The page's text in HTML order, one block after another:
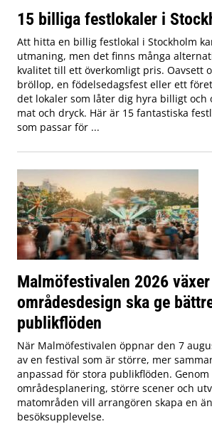
15 billiga festlokaler i
Att hitta en billig festlokal i Stockholm
utmaning, men det finns många
kvalitet till ett överkomligt pris. Oavsett
bröllop, en födelsedagsfest eller ett
det lokaler som låter dig hyra billigt och
mat och dryck. Här är 15 fantastiska
som passar för ...
Malmöfestivalen 2026
områdesdesign ska ge
publikflöden
När Malmöfestivalen öppnar den 7
av en festival som är större, mer
anpassad för stora publikflöden. Genom
områdesplanering, större scener och
matområden vill arrangören skapa en
besöksupplevelse.